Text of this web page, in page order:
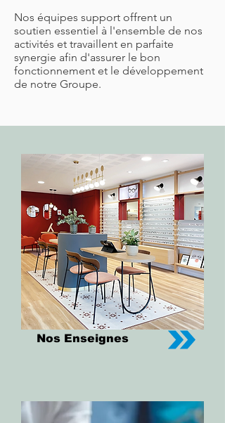
Nos équipes support offrent un
soutien essentiel à l'ensemble de nos
activités et travaillent en parfaite
synergie afin d'assurer le bon
fonctionnement et le développement
de notre Groupe.
Nos Enseignes